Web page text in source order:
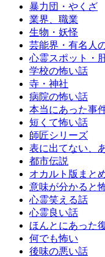
暴力団・やくざ
業界、職業
生物・妖怪
芸能界・有名人
心霊スポット・
学校の怖い話
寺・神社
病院の怖い話
本当にあった事
短くて怖い話
師匠シリーズ
表に出てない、
都市伝説
オカルト版まと
意味が分かると
心霊笑える話
心霊良い話
ほんとにあった
何でも怖い
後味の悪い話